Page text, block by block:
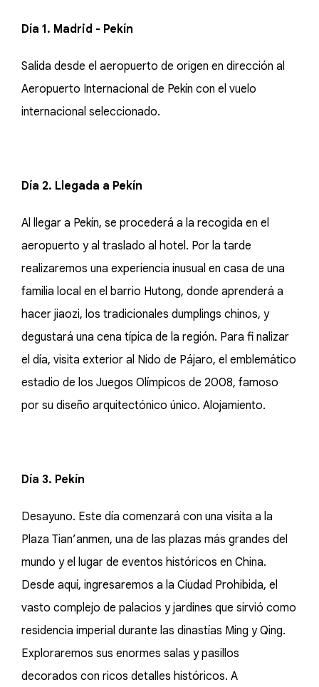
Día 1. Madrid - Pekín
Salida desde el aeropuerto de origen en dirección al
Aeropuerto Internacional de Pekín con el vuelo
internacional seleccionado.
Día 2. Llegada a Pekín
Al llegar a Pekín, se procederá a la recogida en el
aeropuerto y al traslado al hotel. Por la tarde
realizaremos una experiencia inusual en casa de una
familia local en el barrio Hutong, donde aprenderá a
hacer jiaozi, los tradicionales dumplings chinos, y
degustará una cena típica de la región. Para fi nalizar
el día, visita exterior al Nido de Pájaro, el emblemático
estadio de los Juegos Olímpicos de 2008, famoso
por su diseño arquitectónico único. Alojamiento.
Día 3. Pekín
Desayuno. Este día comenzará con una visita a la
Plaza Tian’anmen, una de las plazas más grandes del
mundo y el lugar de eventos históricos en China.
Desde aquí, ingresaremos a la Ciudad Prohibida, el
vasto complejo de palacios y jardines que sirvió como
residencia imperial durante las dinastías Ming y Qing.
Exploraremos sus enormes salas y pasillos
decorados con ricos detalles históricos. A